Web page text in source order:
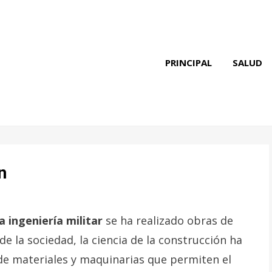
PRINCIPAL SALUD
ingeniería militar se ha realizado obras de
la sociedad, la ciencia de la construcción ha
materiales y maquinarias que permiten el